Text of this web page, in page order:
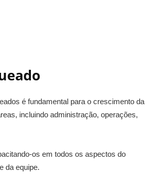
é fundamental para o crescimento da
incluindo administração, operações,
os em todos os aspectos do
da equipe.